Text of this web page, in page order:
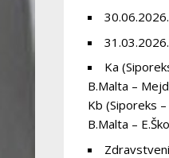
30.06.2026.
31.03.2026.
Ka
B.Malta –
Kb (Siporeks
B.Malta –